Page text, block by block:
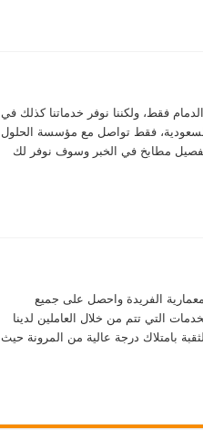
فقط، ولكننا نوفر خدماتنا كذلك في
السعودية، فقط تواصل مع مؤسسة الحلول
مطابخ في الخبر وسوف نوفر لك
الفريدة واحصل على جميع
التي تتم من خلال العاملين لدينا
بامتلاك درجة عالية من المرونة حيث